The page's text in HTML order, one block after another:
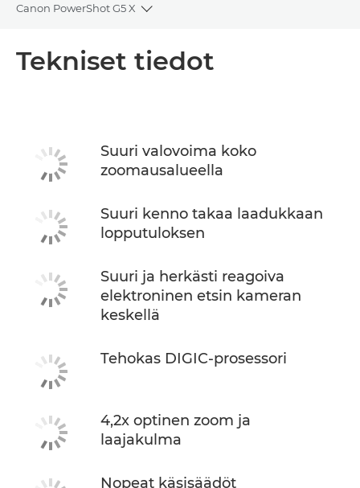
Canon PowerShot G5 X
Toggle breadcrumbs
Tekniset tiedot
Suuri valovoima koko
zoomausalueella
Suuri kenno takaa laadukkaan
lopputuloksen
Suuri ja herkästi reagoiva
elektroninen etsin kameran
keskellä
Tehokas DIGIC-prosessori
4,2x optinen zoom ja
laajakulma
Nopeat käsisäädöt